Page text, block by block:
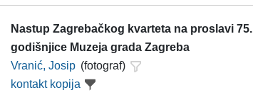
Nastup Zagrebačkog kvarteta na proslavi 75.
godišnjice Muzeja grada Zagreba
Vranić, Josip (fotograf)
kontakt kopija